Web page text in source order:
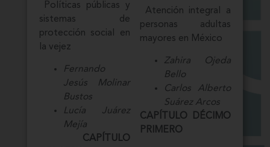
Políticas públicas y
sistemas de
protección social en
la vejez
Fernando
Jesús Molinar
Bustos
Lucía Juárez
Mejía
CAPÍTULO
Atención integral a
personas adultas
mayores en México
Zahira Ojeda
Bello
Carlos Alberto
Suárez Arcos
CAPÍTULO DÉCIMO
PRIMERO